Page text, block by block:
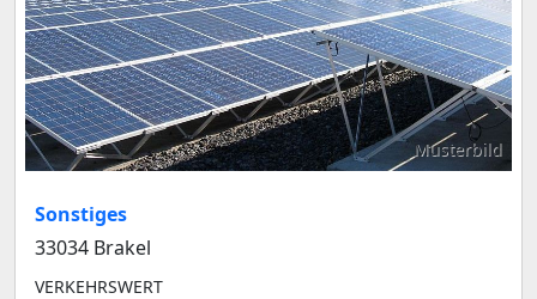
Musterbild
Sonstiges
33034 Brakel
VERKEHRSWERT